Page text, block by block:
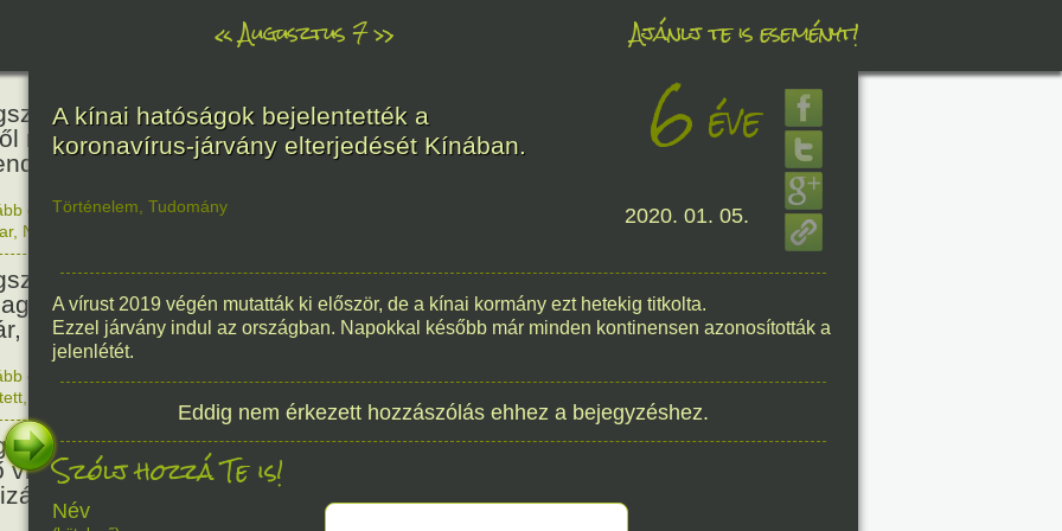
«Augusztus 7» Ajánlj te is eseményt!
Báthori Erzsébet,
rémséges és kegyetlen
éltek.
466éve
olvasom|Nincs hozzászólás, szólj hozzá!
, Nő
Kondor Gusztáv
matematikus, egyetemi
akadémikus.
201éve
olvasom
1825. 08. 07.
Mata Hari, a híres
világháborús táncosnő,
és kém.
150éve
A kínai hatóságok bejelentették a
koronavírus-járvány elterjedését Kínában.
6 éve
Történelem Tudomány 2020. 01. 05.
A vírust 2019 végén mutatták ki először, de a kínai kormány ezt hetekig titkolta.
Ezzel járvány indul az országban. Napokkal később már minden kontinensen azonosították a
jelenlétét.
Eddig nem érkezett hozzászólás ehhez a bejegyzéshez.
Szólj hozzá Te is!
Név